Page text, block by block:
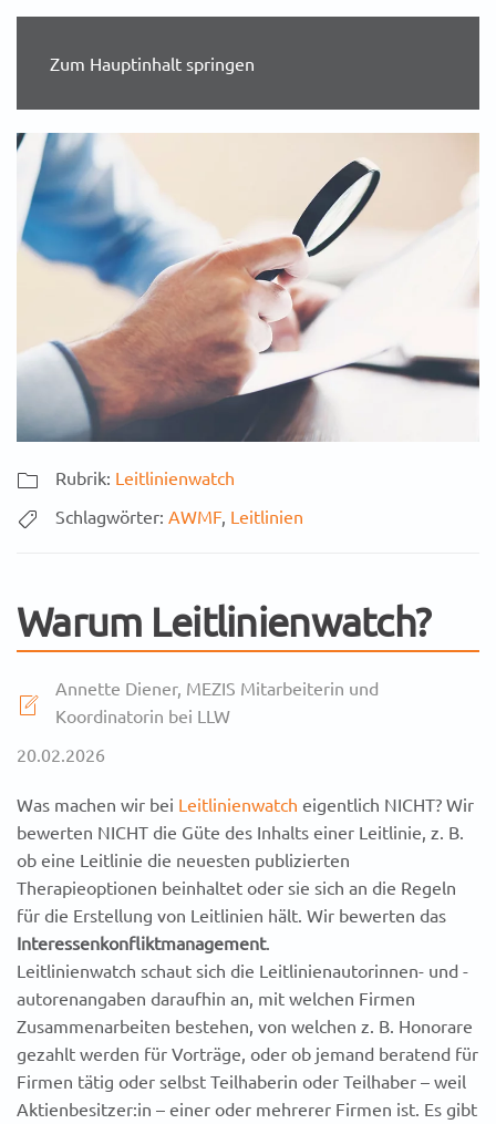
Zum Hauptinhalt springen
Rubrik: Leitlinienwatch
Schlagwörter: AWMF Leitlinien
Warum Leitlinienwatch?
Annette Diener, MEZIS Mitarbeiterin und
Koordinatorin bei LLW
20.02.2026
Was machen wir bei Leitlinienwatch eigentlich NICHT? Wir
bewerten NICHT die Güte des Inhalts einer Leitlinie, z. B.
ob eine Leitlinie die neuesten publizierten
Therapieoptionen beinhaltet oder sie sich an die Regeln
für die Erstellung von Leitlinien hält. Wir bewerten das
Interessenkonfliktmanagement.
Leitlinienwatch schaut sich die Leitlinienautorinnen- und -
autorenangaben daraufhin an, mit welchen Firmen
Zusammenarbeiten bestehen, von welchen z. B. Honorare
gezahlt werden für Vorträge, oder ob jemand beratend für
Firmen tätig oder selbst Teilhaberin oder Teilhaber – weil
Aktienbesitzer:in – einer oder mehrerer Firmen ist. Es gibt